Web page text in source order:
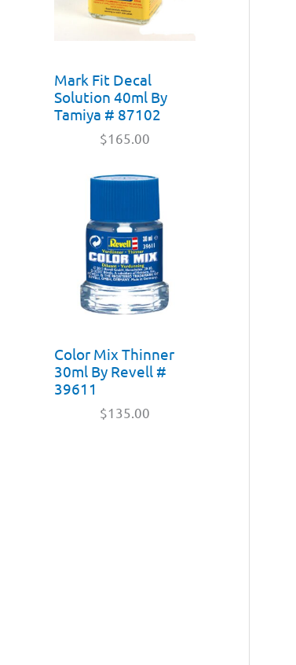
Mark Fit Decal
Solution 40ml By
Tamiya # 87102
$165.00
Color Mix Thinner
30ml By Revell #
39611
$135.00